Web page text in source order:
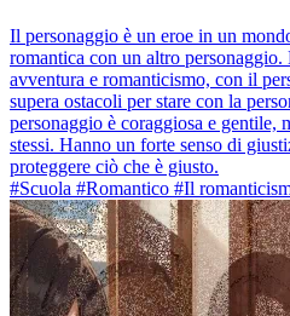
Il personaggio è un eroe in un
romantica con un altro personaggio.
avventura e romanticismo, con il
supera ostacoli per stare con la
personaggio è coraggiosa e gentile,
stessi. Hanno un forte senso di
proteggere ciò che è giusto.
#Scuola #Romantico #Il